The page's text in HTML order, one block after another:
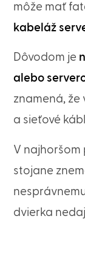
môže mať
kabeláž
Dôvodom je
alebo
znamená, že
a sieťové
V najhoršom
stojane
dvierka